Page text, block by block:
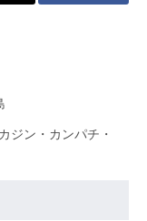
ジン・カンパチ・